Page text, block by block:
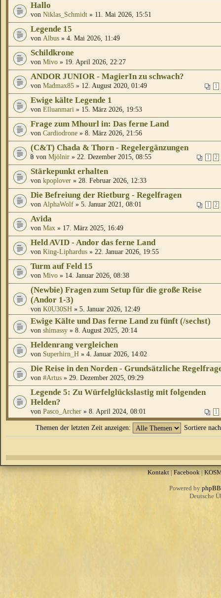
Hallo
von Niklas_Schmidt » 11. Mai 2026, 15:51
Legende 15
von Albus » 4. Mai 2026, 11:49
Schildkrone
von Mivo » 19. April 2026, 22:27
ANDOR JUNIOR - MagierIn zu schwach?
1
von Madmax85 » 12. August 2020, 01:49
Ewige kälte Legende 1
von Elluanmari » 15. März 2026, 19:53
Frage zum Mhourl in: Das ferne Land
von Cardiodrone » 8. März 2026, 21:56
(C&T) Chada & Thorn - Regelergänzungen
1 2
von Mjölnir » 22. Dezember 2015, 08:55
Stärkepunkt erhalten
von kpoplover » 28. Februar 2026, 12:33
Die Befreiung der Rietburg - Regelfragen
1 2
von AlphaWolf » 5. Januar 2021, 08:01
Avida
von Max » 17. März 2025, 16:49
Held AVID - Andor das ferne Land
von King-Liphardus » 22. Januar 2026, 19:55
Turm auf Feld 15
von Mivo » 14. Januar 2026, 08:38
(Newbie) Fragen zum Setup für die große Reise
(Andor 1-3)
von K0U30SH » 5. Januar 2026, 12:49
Ewige Kälte und Das ferne Land zu fünft (/sechst)
von shimassy » 8. August 2025, 20:14
Heldenrang vergleichen
von Superhirn_H » 4. Januar 2026, 14:02
Die Reise in den Norden - Grundsätzliche
von #Artus » 29. Dezember 2025, 09:29
Legende 5: Zu Würfelglückslastig mit folgenden
Helden?
1
von Pasco_Archer » 8. April 2024, 08:01
Themen der letzten Zeit anzeigen: Sortiere
Kontakt|Facebook|
Powered by phpBB
Deutsche